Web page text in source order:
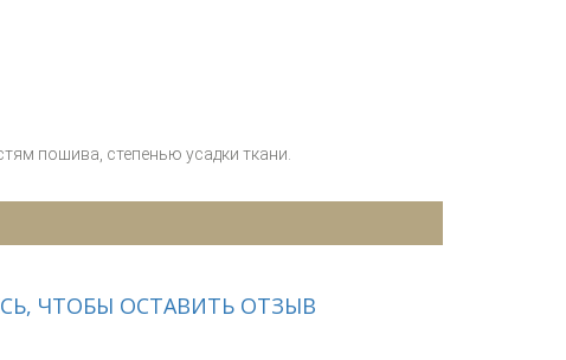
пошива, степенью усадки ткани.
ЧТОБЫ ОСТАВИТЬ ОТЗЫВ